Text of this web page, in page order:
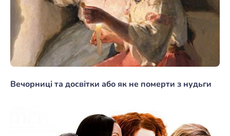
Вечорниці та досвітки або як не померти з нудьги